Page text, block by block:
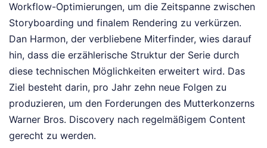
Workflow-Optimierungen, um die Zeitspanne zwischen
Storyboarding und finalem Rendering zu verkürzen.
Dan Harmon, der verbliebene Miterfinder, wies darauf
hin, dass die erzählerische Struktur der Serie durch
diese technischen Möglichkeiten erweitert wird. Das
Ziel besteht darin, pro Jahr zehn neue Folgen zu
produzieren, um den Forderungen des Mutterkonzerns
Warner Bros. Discovery nach regelmäßigem Content
gerecht zu werden.